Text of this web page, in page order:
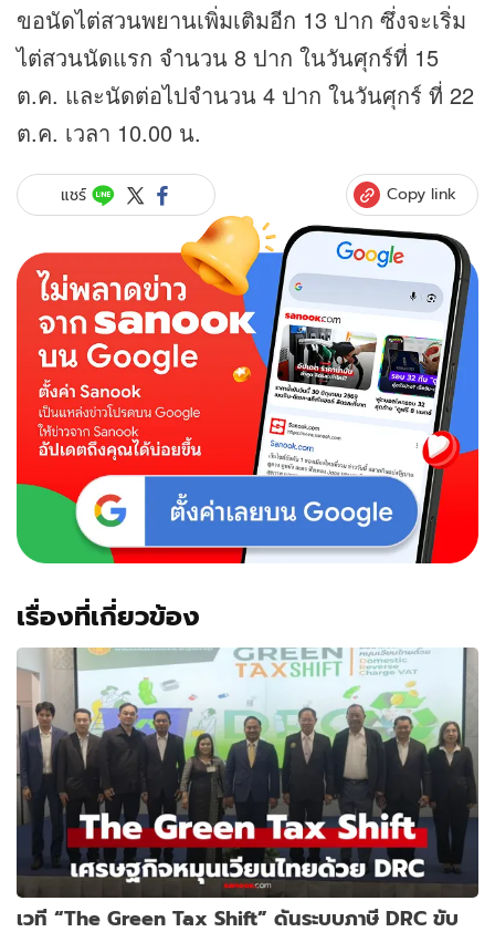
ขอนัดไต่สวนพยานเพิ่มเติมอีก 13 ปาก ซึ่งจะเริ่ม
ไต่สวนนัดแรก จำนวน 8 ปาก ในวันศุกร์ที่ 15
ต.ค. และนัดต่อไปจำนวน 4 ปาก ในวันศุกร์ ที่ 22
ต.ค. เวลา 10.00 น.
แชร์ Copy link
เรื่องที่เกี่ยวข้อง
เวที “The Green Tax Shift” ดันระบบภาษี DRC ขับ